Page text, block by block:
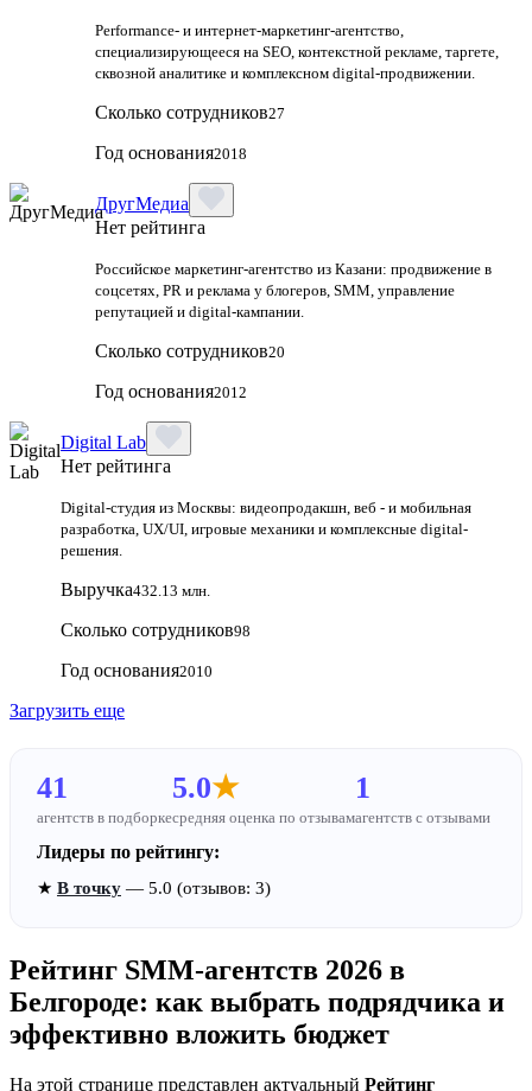
Performance‑ и интернет‑маркетинг‑агентство,
специализирующееся на SEO, контекстной рекламе, таргете,
сквозной аналитике и комплексном digital‑продвижении.
Сколько сотрудников27
Год основания2018
ДругМедиа
Нет рейтинга
Российское маркетинг-агентство из Казани: продвижение в
соцсетях, PR и реклама у блогеров, SMM, управление
репутацией и digital-кампании.
Сколько сотрудников20
Год основания2012
Digital Lab
Нет рейтинга
Digital-студия из Москвы: видеопродакшн, веб - и мобильная
разработка, UX/UI, игровые механики и комплексные digital-
решения.
Выручка432.13 млн.
Сколько сотрудников98
Год основания2010
Загрузить еще
41
агентств в подборке
5.0★
средняя оценка по отзывам
1
агентств с отзывами
Лидеры по рейтингу:
★ В точку — 5.0 (отзывов: 3)
Рейтинг SMM‑агентств 2026 в
Белгороде: как выбрать подрядчика и
эффективно вложить бюджет
На этой странице представлен актуальный Рейтинг